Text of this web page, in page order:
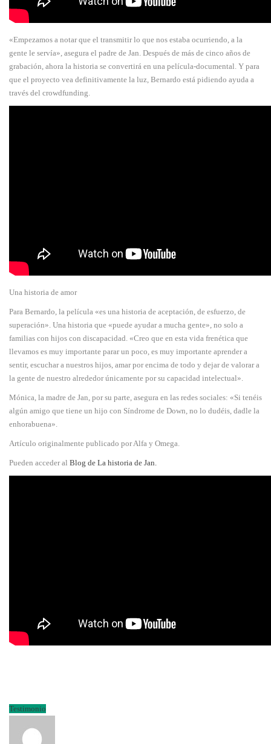
«Empezamos a notar que el transmitir lo que nos estaba ocurriendo, a la
gente le servía», asegura el padre de Jan. Después de más de cinco años de
grabación, ahora la historia se convertirá en una película-documental. Y para
que el proyecto vea definitivamente la luz, Bernardo está pidiendo ayuda a
través del crowdfunding.
Una historia de amor
Para Bernardo, la película «es una historia de aceptación, de esfuerzo, de
superación». Una historia que «puede ayudar a mucha gente», no solo a
familias con hijos con discapacidad. «Creo que en esta vida frenética que
llevamos es muy importante parar un poco, es muy importante aprender a
sentir, escuchar a nuestros hijos, amar por encima de todo y dejar de valorar a
la gente de nuestro alrededor únicamente por su capacidad intelectual».
Mónica, la madre de Jan, por su parte, asegura en las redes sociales: «Si tenéis
algún amigo que tiene un hijo con Síndrome de Down, no lo dudéis, dadle la
enhorabuena».
Artículo originalmente publicado por Alfa y Omega.
Pueden acceder al Blog de La historia de Jan.
Testimonio